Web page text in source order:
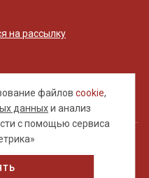
файловcookie,
данныхи анализ
с помощью сервиса
на рассылку
данных